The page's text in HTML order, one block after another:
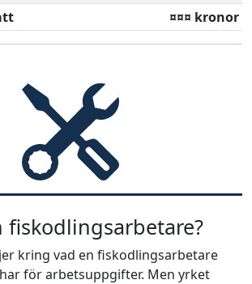
¤¤¤ kronor
fiskodlingsarbetare?
kring vad en fiskodlingsarbetare
för arbetsuppgifter. Men yrket